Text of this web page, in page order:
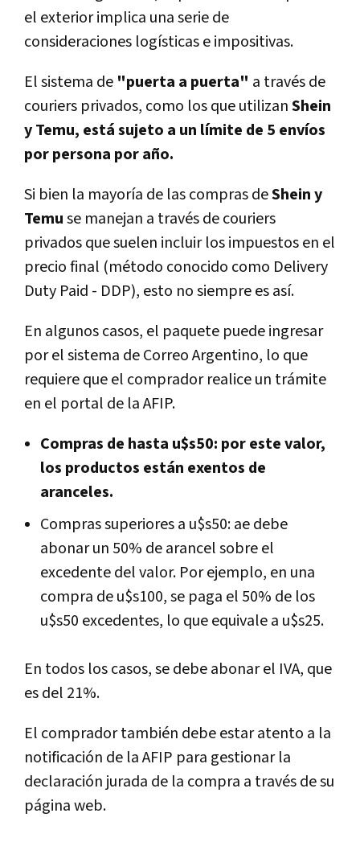
el exterior implica una serie de
consideraciones logísticas e impositivas.
El sistema de "puerta a puerta" a través de
couriers privados, como los que utilizanShein
y Temu, está sujeto a un límite de 5 envíos
por persona por año.
Si bien la mayoría de las compras deShein y
Temuse manejan a través de couriers
privados que suelen incluir los impuestos en el
precio final (método conocido como Delivery
Duty Paid - DDP), esto no siempre es así.
En algunos casos, el paquete puede ingresar
por el sistema de Correo Argentino, lo que
requiere que el comprador realice un trámite
en el portal de la AFIP.
Compras de hasta u$s50: por este valor,
los productos están exentos de
aranceles.
Compras superiores a u$s50: ae debe
abonar un 50% de arancel sobre el
excedente del valor. Por ejemplo, en una
compra de u$s100, se paga el 50% de los
u$s50 excedentes, lo que equivale a u$s25.
En todos los casos, se debe abonar el IVA, que
es del 21%.
El comprador también debe estar atento a la
notificación de la AFIP para gestionar la
declaración jurada de la compra a través de su
página web.